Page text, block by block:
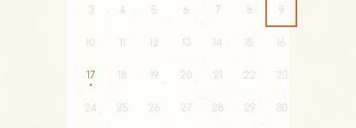
3 4 5 6 7 8 9
10 11 12 13 14 15 16
17 18 19 20 21 22 23
24 25 26 27 28 29 30